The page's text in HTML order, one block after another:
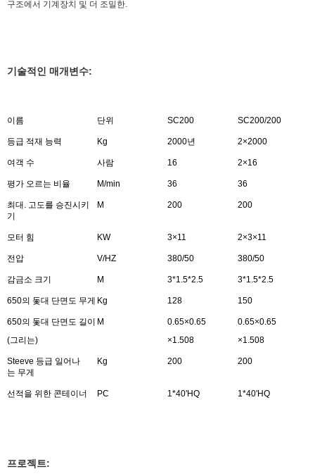
구조에서 기계장치 및 더 조밀한.
기술적인 매개변수:
이름 단위 SC200 SC200/200
등급 적재 능력 Kg 2000년 2×2000
여객 수 사람 16 2×16
평가 오르는 비율 M/min 36 36
최대. 고도를 승진시키
기
M 200 200
모터 힘 KW 3×11 2×3×11
전압 V/HZ 380/50 380/50
감금소 크기 M 3*1.5*2.5 3*1.5*2.5
650의 돛대 단면도 무게 Kg 128 150
650의 돛대 단면도 길이
(그리는)
M
0.65×0.65
×1.508
0.65×0.65
×1.508
Steeve 등급 일어나
는 무게
Kg 200 200
선적을 위한 콘테이너 PC 1*40'HQ 1*40'HQ
프로젝트: